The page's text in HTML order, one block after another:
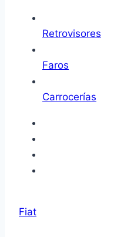
Retrovisores
Faros
Carrocerías
Fiat